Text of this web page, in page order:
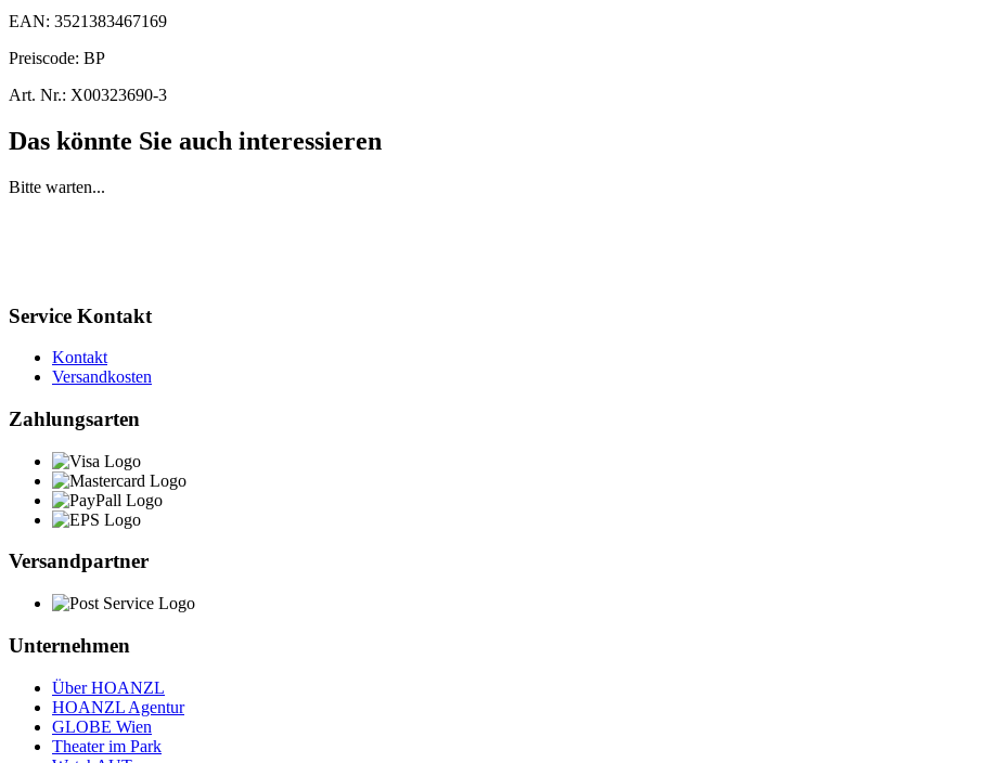
EAN: 3521383467169
Preiscode: BP
Art. Nr.: X00323690-3
Das könnte Sie auch interessieren
Bitte warten...
Service Kontakt
Kontakt
Versandkosten
Zahlungsarten
Versandpartner
Unternehmen
Über HOANZL
HOANZL Agentur
GLOBE Wien
Theater im Park